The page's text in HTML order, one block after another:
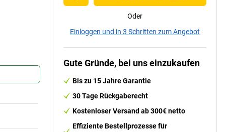
Oder
Einloggen und in 3 Schritten zum Angebot
Gute Gründe, bei uns einzukaufen
Bis zu 15 Jahre Garantie
30 Tage Rückgaberecht
Kostenloser Versand ab 300€ netto
Effiziente Bestellprozesse für